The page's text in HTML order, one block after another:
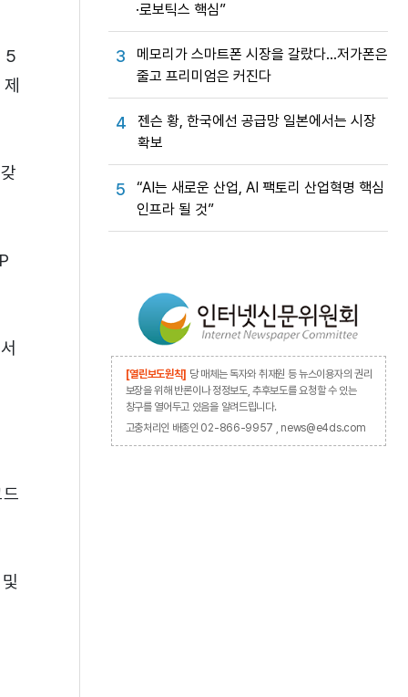
5
·로보틱스 핵심”
3
메모리가 스마트폰 시장을 갈랐다…저가폰은
줄고 프리미엄은 커진다
4
젠슨 황, 한국에선 공급망 일본에서는 시장
확보
5
“AI는 새로운 산업, AI 팩토리 산업혁명 핵심
인프라 될 것”
[열린보도원칙] 당 매체는 독자와 취재원 등 뉴스이용자의 권리
보장을 위해 반론이나 정정보도, 추후보도를 요청할 수 있는
창구를 열어두고 있음을 알려드립니다.
고충처리인 배종인 02-866-9957 , news@e4ds.com